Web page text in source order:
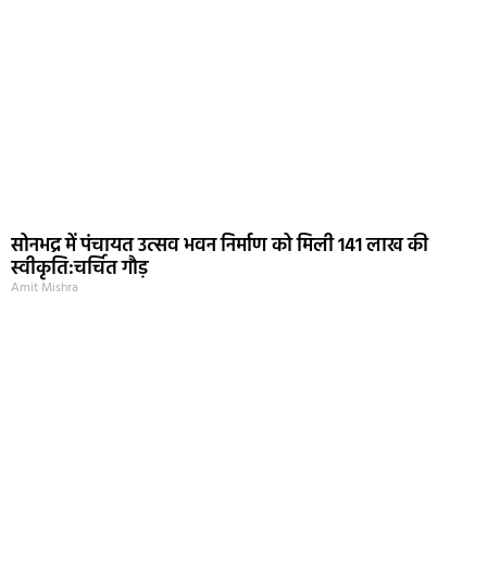
सोनभद्र में पंचायत उत्सव भवन निर्माण को मिली 141 लाख की
स्वीकृति:चर्चित गौड़
Amit Mishra